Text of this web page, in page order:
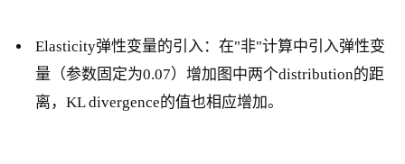
Elasticity弹性变量的引入：在"非"计算中引入弹性变
量（参数固定为0.07）增加图中两个distribution的距
离，KL divergence的值也相应增加。